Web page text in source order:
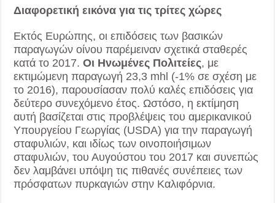
Διαφορετική εικόνα για τις τρίτες χώρες
Εκτός Ευρώπης, οι επιδόσεις των βασικών
παραγωγών οίνου παρέμειναν σχετικά σταθερές
κατά το 2017.Οι Ηνωμένες Πολιτείες, με
εκτιμώμενη παραγωγή 23,3 mhl (-1% σε σχέση με
το 2016), παρουσίασαν πολύ καλές επιδόσεις για
δεύτερο συνεχόμενο έτος. Ωστόσο, η εκτίμηση
αυτή βασίζεται στις προβλέψεις του αμερικανικού
Υπουργείου Γεωργίας (USDA) για την παραγωγή
σταφυλιών, και ιδίως των οινοποιήσιμων
σταφυλιών, του Αυγούστου του 2017 και συνεπώς
δεν λαμβάνει υπόψη τις πιθανές συνέπειες των
πρόσφατων πυρκαγιών στην Καλιφόρνια.